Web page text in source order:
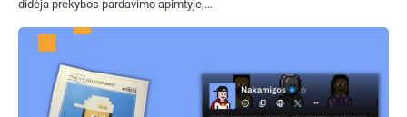
didėja prekybos pardavimo apimtyje,…